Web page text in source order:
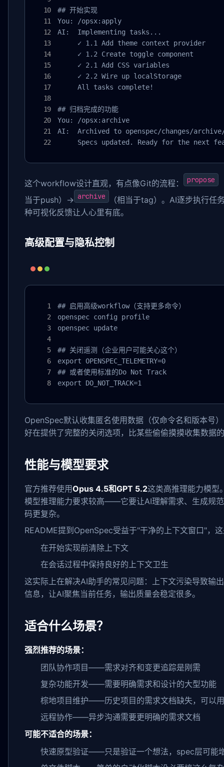
## 开始实现
You: /opsx:apply
AI:  Implementing tasks...
     ✓ 1.1 Add theme context provider
     ✓ 1.2 Create toggle component
     ✓ 2.1 Add CSS variables
     ✓ 2.2 Wire up localStorage
     All tasks complete!
## 归档完成的功能
You: /opsx:archive
AI:  Archived to openspec/changes/archive/
Specs updated. Ready for the next
这个workflow设计直观，有点像Git的流程： propose
当于push）→ archive
（相当于tag）。AI逐步执行任
种可视化反馈让人心里有底。
高级配置与隐私控制
## 启用高级workflow（支持更多命令）
openspec config profile
openspec update
## 关闭遥测（企业用户可能关心这个）
export OPENSPEC_TELEMETRY=0
## 或者使用标准的Do Not Track
export DO_NOT_TRACK=1
OpenSpec默认收集匿名使用数据（仅命令名和版本号
好在提供了完整的关闭选项，比某些偷偷摸摸收集数据
性能与模型要求
官方推荐使用Opus 4.5和GPT 5.2这类高推理能力模型
模型推理能力要求较高——它要让AI理解需求、生成规
码更复杂。
README提到OpenSpec受益于"干净的上下文窗口"，
在开始实现前清除上下文
在会话过程中保持良好的上下文卫生
这实际上在解决AI助手的常见问题：上下文污染导致输
信息，让AI聚焦当前任务，输出质量会稳定很多。
适合什么场景？
强烈推荐的场景：
团队协作项目——需求对齐和变更追踪是刚需
复杂功能开发——需要明确需求和设计的大型功能
棕地项目维护——历史项目的需求文档缺失，可以
远程协作——异步沟通需要更明确的需求文档
可能不适合的场景：
快速原型验证——只是验证一个想法，spec层可能